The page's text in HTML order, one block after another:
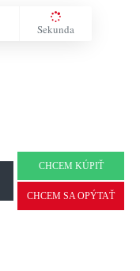
Sekunda
CHCEM KÚPIŤ
CHCEM SA OPÝTAŤ